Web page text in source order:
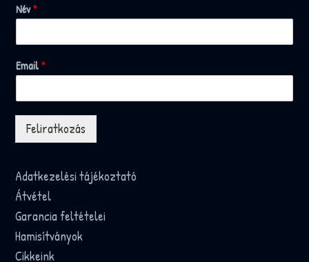
Név*
Email*
Feliratkozás
Adatkezelési tájékoztató
Átvétel
Garancia feltételei
Hamisítványok
Cikkeink